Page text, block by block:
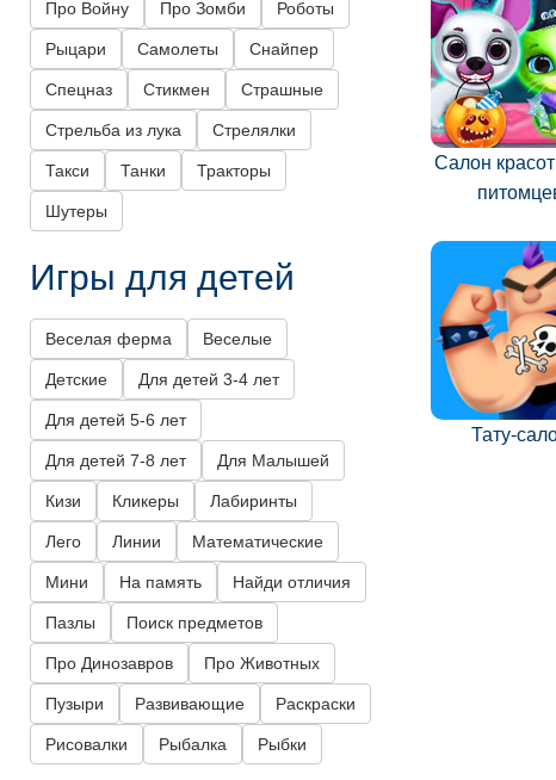
Салон
Тату-
Про Войну Про Зомби Роботы
Рыцари Самолеты Снайпер
Спецназ Стикмен Страшные
Стрельба из лука Стрелялки
Такси Танки Тракторы
Шутеры
Игры для детей
Веселая ферма Веселые
Детские Для детей 3-4 лет
Для детей 5-6 лет
Для детей 7-8 лет Для Малышей
Кизи Кликеры Лабиринты
Лего Линии Математические
Мини На память Найди отличия
Пазлы Поиск предметов
Про Динозавров Про Животных
Пузыри Развивающие Раскраски
Рисовалки Рыбалка Рыбки